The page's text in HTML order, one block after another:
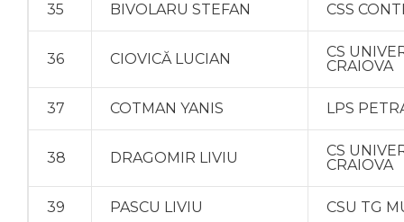
35 BIVOLARU STEFAN CSS
36 CIOVICĂ LUCIAN
CS
CRAIOVA
37 COTMAN YANIS LPS
38 DRAGOMIR LIVIU
CS
CRAIOVA
39 PASCU LIVIU CSU TG